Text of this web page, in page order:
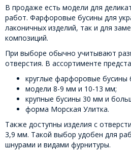
В продаже есть модели для
работ. Фарфоровые бусины для
лаконичных изделий, так и для
композиций.
При выборе обычно учитывают
отверстия. В ассортименте
круглые фарфоровые бусины
модели 8-9 мм и 10-13 мм;
крупные бусины 30 мм и
форма Морская Улитка.
Также доступны изделия с
3,9 мм. Такой выбор удобен для
шнурами и видами фурнитуры.